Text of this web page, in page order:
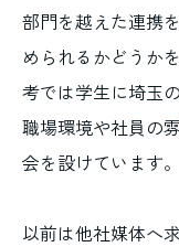
部門を越えた連携
められるかどうか
考では学生に埼玉
職場環境や社員の
会を設けています。
以前は他社媒体へ